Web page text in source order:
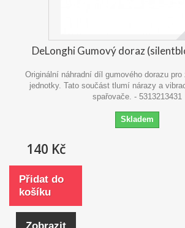
DeLonghi Gumový doraz
Originální náhradní díl gumového dorazu
jednotky. Tato součást tlumí nárazy a
spařovače. - 5313213431
Skladem
140 Kč
Přidat do
košíku